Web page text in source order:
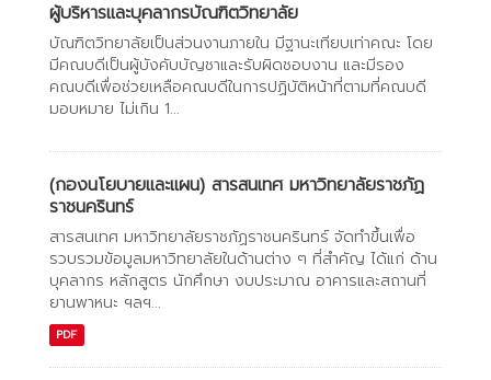
ผู้บริหารและบุคลากรบัณฑิตวิทยาลัย
บัณฑิตวิทยาลัยเป็นส่วนงานภายใน มีฐานะเทียบเท่าคณะ โดย
มีคณบดีเป็นผู้บังคับบัญชาและรับผิดชอบงาน และมีรอง
คณบดีเพื่อช่วยเหลือคณบดีในการปฏิบัติหน้าที่ตามที่คณบดี
มอบหมาย ไม่เกิน 1...
(กองนโยบายและแผน) สารสนเทศ มหาวิทยาลัยราชภัฏ
ราชนครินทร์
สารสนเทศ มหาวิทยาลัยราชภัฏราชนครินทร์ จัดทำขึ้นเพื่อ
รวบรวมข้อมูลมหาวิทยาลัยในด้านต่าง ๆ ที่สำคัญ ได้แก่ ด้าน
บุคลากร หลักสูตร นักศึกษา งบประมาณ อาคารและสถานที่
ยานพาหนะ ฯลฯ...
PDF